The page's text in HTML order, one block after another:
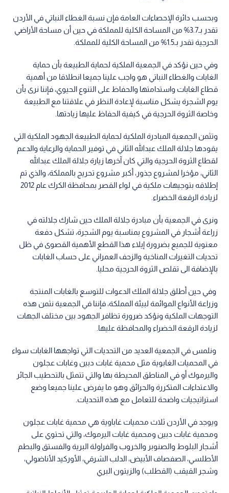
وبحسب دائرة الإحصاءات العامة فإن نسبة الغطاء النباتي في الأردن
تقدر بـ3.7% من المساحة الكلية للمملكة في حين أن مساحة الأراضي
الحرجية تقدر بـ1.5% من المساحة الكلية للمملكة.
وفي حين نؤكد في الجمعية الملكية لحماية الطبيعة بأن حماية
الغابات والغطاء النباتي هو واجب علينا جميعا انطلاقا من أهمية
قطاع الغابات واستدامتها والحفاظ على التنوع الحيوي، فإننا نرى بأن
يوم الشجرة يشكل مناسبة لإعادة النظر في علاقتنا مع الطبيعة
وخاصة الثروة الحرجية في كيفية الحفاظ عليها زيادتها.
وتثمن الجمعية المبادرة الملكية لحماية الطبيعة الجهود الملكية التي
يقودها جلالة الملك عبدالله الثاني في توفير الحماية والرعاية والدعم
لقطاع الثروة الحرجية والتي كان آخرها زيارة جلالة الملك عبدالله
الثاني، مؤخرا لمشروع جذور، أكبر مشروع تحريج بالمملكة، والذي تم
إطلاقه بتوجيهات ملكية في لواء القصر بمحافظة الكرك عام 2012
لزيادة الرقعة الخضراء.
ونرى في الجمعية بأن مبادرة جلالة الملك حين شارك جلالته في
زراعة أشجار في المشروع بمناسبة يوم الشجرة، تشكل دفعة
معنوية للجميع بضرورة إيلاء هذا القطع الأهمية القصوى في ظل
تحديات التغيرات المناخية والزحف العمراني على حساب الغابات
بالإضافة الى تقلص الثروة الحرجية محليا.
وفي حين أطلق جلالة الملك الدعوات للتوسع بالغابات المنتجة
وزراعة الأنواع الموائمة لبيئة المملكة، فإننا في الجمعية نثمن هذه
التوجهات الملكية ونؤكد ضرورة تظافر الجهود بين مختلف الجهات
لزيادة الرقعة الخضراء والمحافظة عليها.
ونلمس في الجمعية العديد من التحديات التي تواجهها الغابات سواء
في المحميات الغابوية مثل محمية غابات دبين وغابات عجلون
واليرموك أو في المناطق المحيطة بها والتي تتمثل بالتحطيب الجائر
والاعتداءات المتكررة والحرائق وهو ما يفرض علينا جميعا وضع
استراتيجيات واضحة للتعامل مع هذه التحديات.
ويوجد في الأردن ثلاث محميات غاباوية هي محمية غابات عجلون
ومحمية غابات دبين ومحمية غابات اليرموك، والتي تحتوي على
أشجار البلوط والصنوبر والخروب والفراولة البرية والفستق والبطم
الأطلسي، الصفصاف الأبيض، الدلب الشرقي، الأوركيد الأناضولي،
وشجر القيقب (القطلب) والزيتون البري